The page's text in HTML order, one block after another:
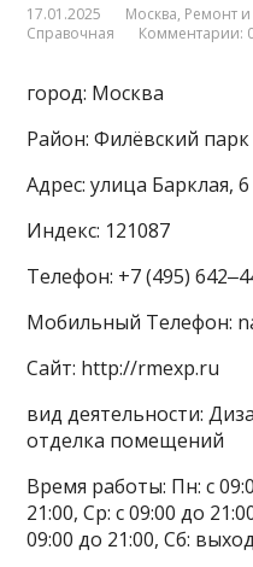
17.01.2025 Москва, Ремонт
Справочная
Комментарии:
город: Москва
Район: Филёвский
Адрес: улица Барклая, 6
Индекс: 121087
Телефон: +7 (495)
Мобильный Телефон:
Сайт: http://rmexp.ru
вид деятельности:
отделка помещений
Время работы: Пн: с
21:00, Ср: с 09:00 до
09:00 до 21:00, Сб: